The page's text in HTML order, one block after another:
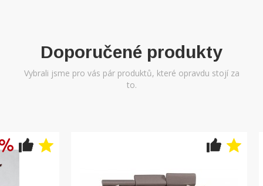
Doporučené produkty
Vybrali jsme pro vás pár produktů, které opravdu stojí za
to.